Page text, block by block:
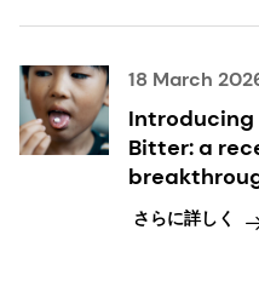
18 March
Introducing
Bitter: a
modulation
さらに詳しく